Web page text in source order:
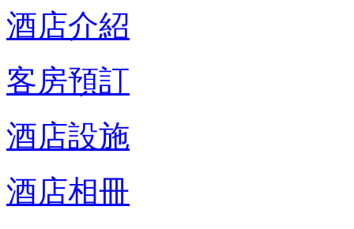
酒店介紹
客房預訂
酒店設施
酒店相冊